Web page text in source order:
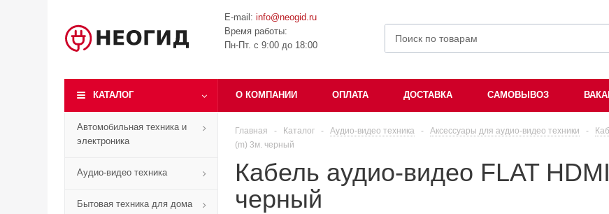
E-mail: info@neogid.ru
Время работы:
Пн-Пт. с 9:00 до 18:00
КАТАЛОГ О КОМПАНИИ ОПЛАТА ДОСТАВКА САМОВЫВОЗ
Автомобильная техника и
электроника
Аудио-видео техника
Бытовая техника для дома
Главная - Каталог - Аудио-видео техника - Аксессуары для аудио-видео техники -
(m) 3м. черный
Кабель аудио-видео FLAT
черный